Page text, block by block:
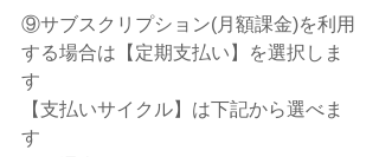
⑨サブスクリプション(月額課金)を利用
する場合は【定期支払い】を選択しま
す
【支払いサイクル】は下記から選べま
す